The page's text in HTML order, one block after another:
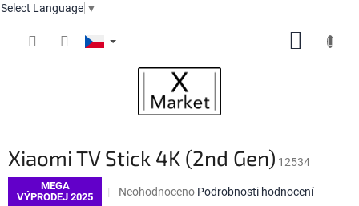
Select Language ▼
Xiaomi TV Stick 4K (2nd Gen) 12534
MEGA
VÝPRODEJ 2025
Průměrné
Neohodnoceno Podrobnosti hodnocení